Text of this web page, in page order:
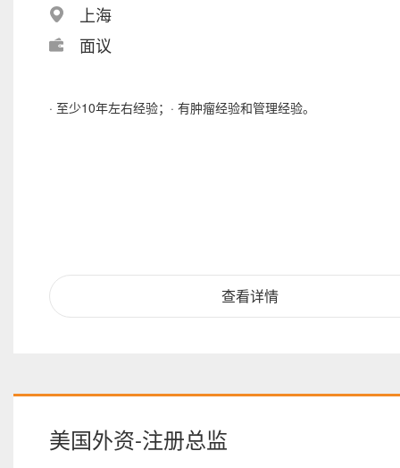
上海
面议
· 至少10年左右经验；· 有肿瘤经验和管理经验。
查看详情
美国外资-注册总监